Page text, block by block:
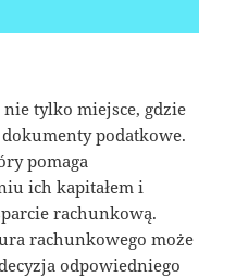
tylko miejsce, gdzie
podatkowe.
pomaga
ich kapitałem i
rachunkową.
rachunkowego może
odpowiedniego